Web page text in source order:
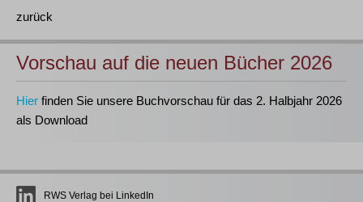
zurück
Vorschau auf die neuen Bücher 2026
Hier finden Sie unsere Buchvorschau für das 2. Halbjahr 2026
als Download
RWS Verlag bei LinkedIn